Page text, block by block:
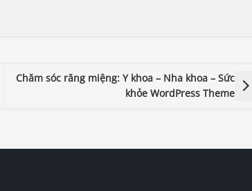
Chăm sóc răng miệng: Y khoa – Nha khoa – Sức
khỏe WordPress Theme